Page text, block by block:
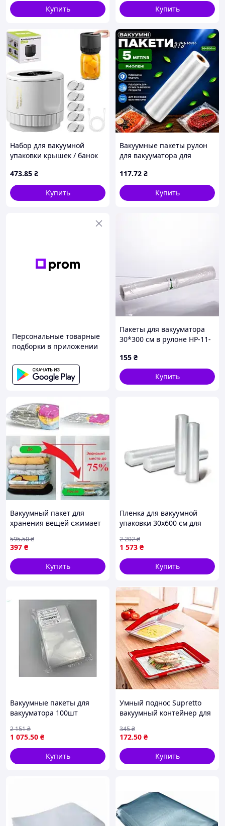
Купить Купить
Набор для вакуумной
упаковки крышек / банок
473.85 ₴
Купить
Вакуумные пакеты рулон
для вакууматора для
рифленая пищевая
плёнка, 1 рулон, 5м,
ширина 20 см .Хит!
117.72 ₴
Купить
Персональные товарные
подборки в приложении
Пакеты для вакууматора
30*300 см в рулоне HP-11-
155 ₴
Купить
Вакуумный пакет для
хранения вещей сжимает
экономии пространства в
доме FLAME
397 ₴
595.50₴
Купить
Пленка для вакуумной
упаковки 30х600 см для
CASO PS-9970
1 573 ₴
2 202₴
Купить
Вакуумные пакеты для
вакууматора 100шт
замораживания продуктов
15х35см
1 075.50 ₴
2 151₴
Купить
Умный поднос Supretto
вакуумный контейнер для
нарезки с крышкой
172.50 ₴
345₴
Купить